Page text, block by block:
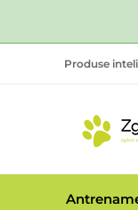
Produse